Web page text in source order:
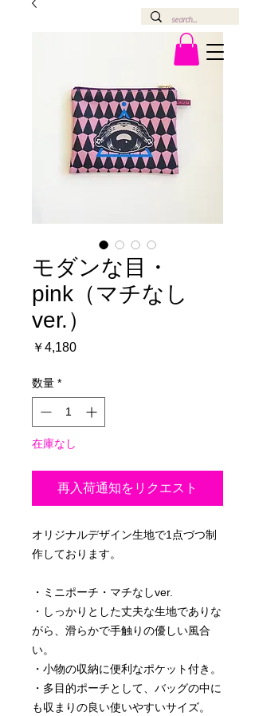
モダンな目・
pink（マチなし
ver.）
￥4,180価
数量 *
在庫なし
再入荷通知をリクエスト
オリジナルデザイン生地で1点づつ制
作しております。
・ミニポーチ・マチなしver.
・しっかりとした丈夫な生地でありな
がら、滑らかで手触りの優しい風合
い。
・小物の収納に便利なポケット付き。
・多目的ポーチとして、バッグの中に
も収まりの良い使いやすいサイズ。